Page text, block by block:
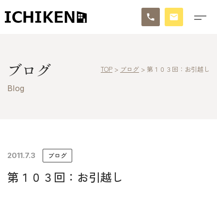
ブログ
イチケンの家づくり
モデルハウス
ブログ
Blog
TOP > ブログ > 第１０３回：お引越し
2011.7.3 ブログ
第１０３回：お引越し